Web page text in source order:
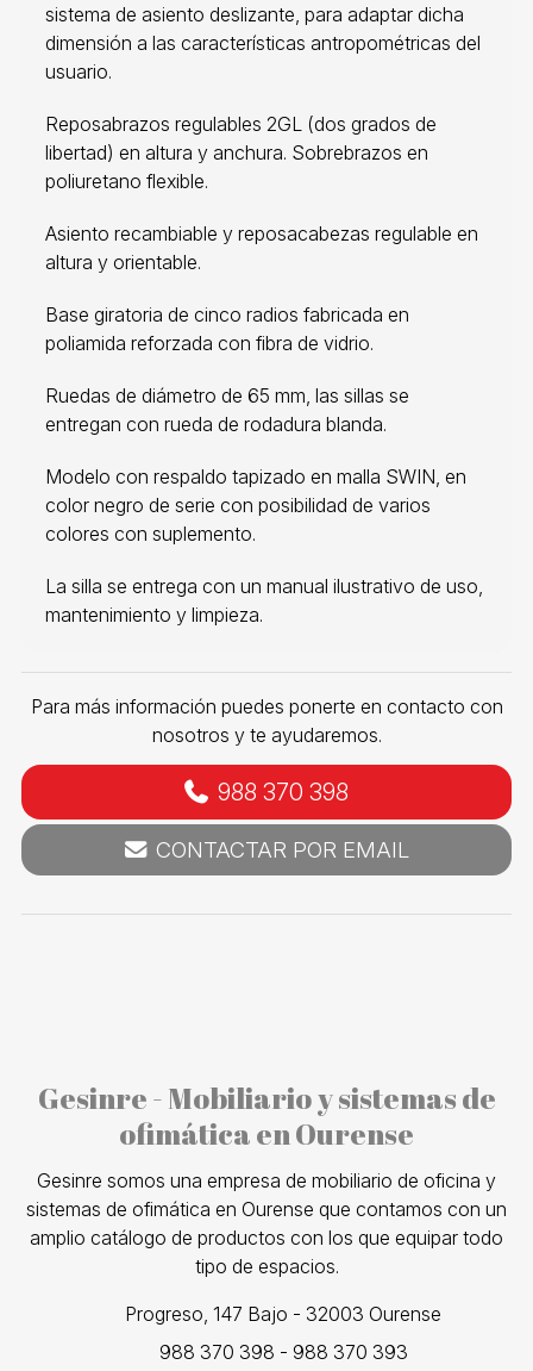
Para más información puedes ponerte en contacto con
nosotros y te ayudaremos.
988 370 398
CONTACTAR POR EMAIL
sistema de asiento deslizante, para adaptar dicha
dimensión a las características antropométricas del
usuario.
Reposabrazos regulables 2GL (dos grados de
libertad) en altura y anchura. Sobrebrazos en
poliuretano flexible.
Asiento recambiable y reposacabezas regulable en
altura y orientable.
Base giratoria de cinco radios fabricada en
poliamida reforzada con fibra de vidrio.
Ruedas de diámetro de 65 mm, las sillas se
entregan con rueda de rodadura blanda.
Modelo con respaldo tapizado en malla SWIN, en
color negro de serie con posibilidad de varios
colores con suplemento.
La silla se entrega con un manual ilustrativo de uso,
mantenimiento y limpieza.
Gesinre - Mobiliario y sistemas de
ofimática en Ourense
Gesinre somos una empresa de mobiliario de oficina y
sistemas de ofimática en Ourense que contamos con un
amplio catálogo de productos con los que equipar todo
tipo de espacios.
Progreso, 147 Bajo - 32003 Ourense
988 370 398 - 988 370 393